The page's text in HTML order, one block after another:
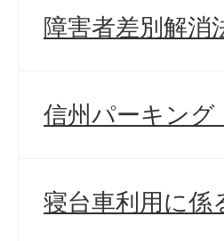
障害者差別解消
信州パーキン
寝台車利用に係